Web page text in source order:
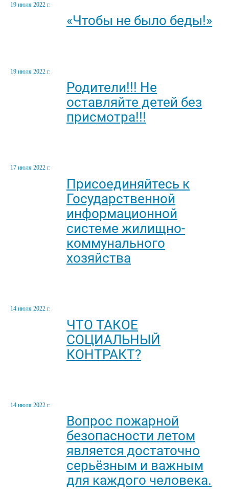
19 июля 2022 г.
«Чтобы не было беды!»
19 июля 2022 г.
Родители!!! Не
оставляйте детей без
присмотра!!!
17 июля 2022 г.
Присоединяйтесь к
Государственной
информационной
системе жилищно-
коммунального
хозяйства
14 июля 2022 г.
ЧТО ТАКОЕ
СОЦИАЛЬНЫЙ
КОНТРАКТ?
14 июля 2022 г.
Вопрос пожарной
безопасности летом
является достаточно
серьёзным и важным
для каждого человека.